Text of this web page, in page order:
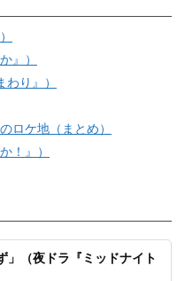
』）
り』）
ロケ地（まとめ）
！』）
」（夜ドラ『ミッドナイト